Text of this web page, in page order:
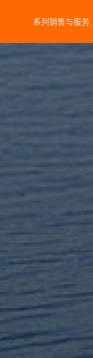
系列 销售与服务